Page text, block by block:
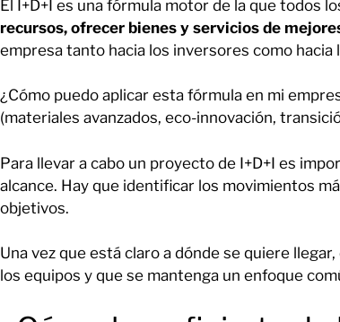
El I+D+I es una fórmula motor de la que todos
recursos, ofrecer bienes y servicios de
empresa tanto hacia los inversores como hacia
¿Cómo puedo aplicar esta fórmula en mi
(materiales avanzados, eco-innovación,
Para llevar a cabo un proyecto de I+D+I es
alcance. Hay que identificar los movimientos
objetivos.
Una vez que está claro a dónde se quiere
los equipos y que se mantenga un enfoque